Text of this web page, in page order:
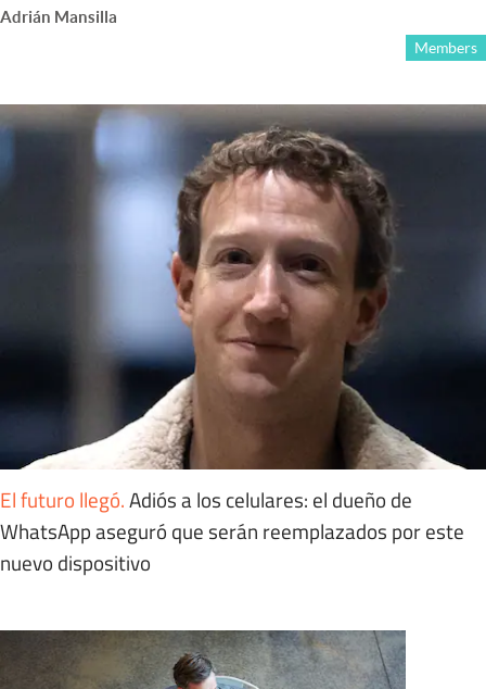
Adrián Mansilla
Members
El futuro llegó.Adiós a los celulares: el dueño de
WhatsApp aseguró que serán reemplazados por este
nuevo dispositivo